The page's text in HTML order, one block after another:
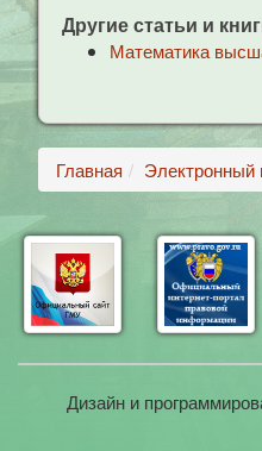
Другие статьи и
Математика
Главная Электронный
Дизайн и